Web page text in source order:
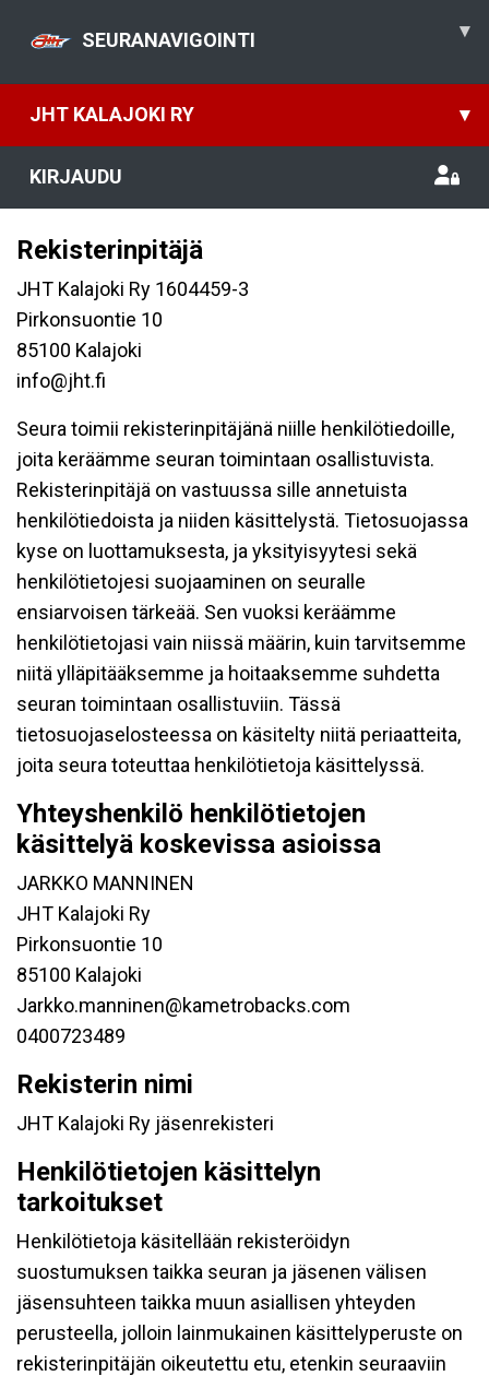
SEURANAVIGOINTI ▾
JHT KALAJOKI RY ▾
KIRJAUDU
Rekisterinpitäjä
JHT Kalajoki Ry 1604459-3
Pirkonsuontie 10
85100 Kalajoki
info@jht.fi
Seura toimii rekisterinpitäjänä niille henkilötiedoille,
joita keräämme seuran toimintaan osallistuvista.
Rekisterinpitäjä on vastuussa sille annetuista
henkilötiedoista ja niiden käsittelystä. Tietosuojassa
kyse on luottamuksesta, ja yksityisyytesi sekä
henkilötietojesi suojaaminen on seuralle
ensiarvoisen tärkeää. Sen vuoksi keräämme
henkilötietojasi vain niissä määrin, kuin tarvitsemme
niitä ylläpitääksemme ja hoitaaksemme suhdetta
seuran toimintaan osallistuviin. Tässä
tietosuojaselosteessa on käsitelty niitä periaatteita,
joita seura toteuttaa henkilötietoja käsittelyssä.
Yhteyshenkilö henkilötietojen
käsittelyä koskevissa asioissa
JARKKO MANNINEN
JHT Kalajoki Ry
Pirkonsuontie 10
85100 Kalajoki
Jarkko.manninen@kametrobacks.com
0400723489
Rekisterin nimi
JHT Kalajoki Ry jäsenrekisteri
Henkilötietojen käsittelyn
tarkoitukset
Henkilötietoja käsitellään rekisteröidyn
suostumuksen taikka seuran ja jäsenen välisen
jäsensuhteen taikka muun asiallisen yhteyden
perusteella, jolloin lainmukainen käsittelyperuste on
rekisterinpitäjän oikeutettu etu, etenkin seuraaviin